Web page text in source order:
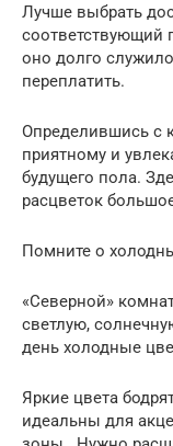
Лучше выбрать
соответствующий
оно долго
переплатить.
Определившись с
приятному и
будущего пола.
расцветок
Помните о
«Северной»
светлую,
день холодные
Яркие цвета
идеальны для